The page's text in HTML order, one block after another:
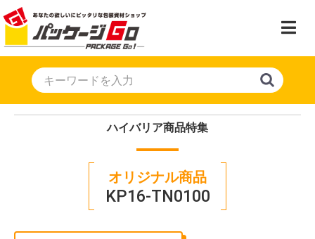
ハイバリア商品特集
オリジナル商品
KP16-TN0100